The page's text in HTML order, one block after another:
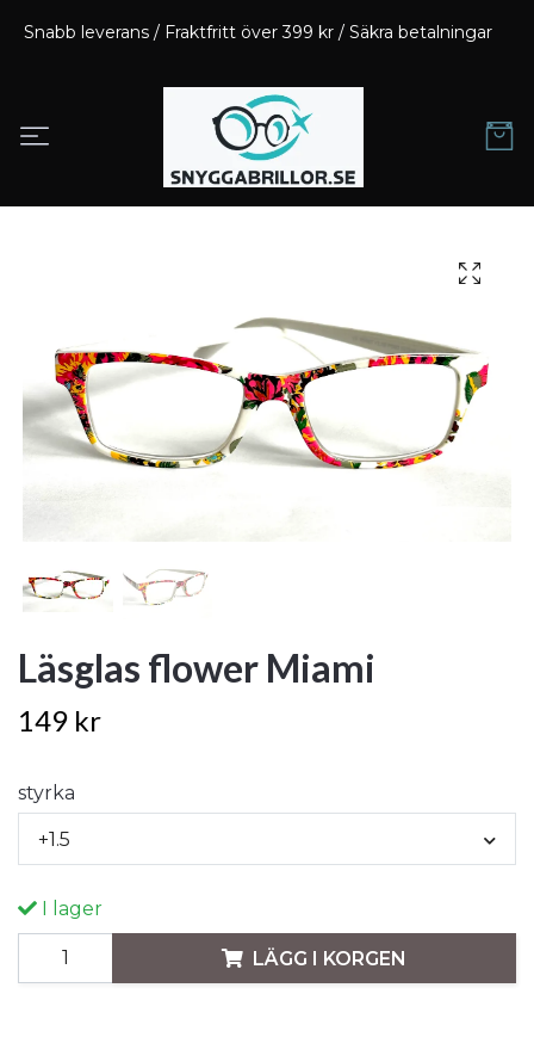
Snabb leverans / Fraktfritt över 399 kr / Säkra betalningar
Läsglas flower Miami
149 kr
styrka
+1.5
I lager
LÄGG I KORGEN